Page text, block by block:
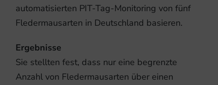
automatisierten PIT-Tag-Monitoring von fünf
Fledermausarten in Deutschland basieren.
Ergebnisse
Sie stellten fest, dass nur eine begrenzte
Anzahl von Fledermausarten über einen